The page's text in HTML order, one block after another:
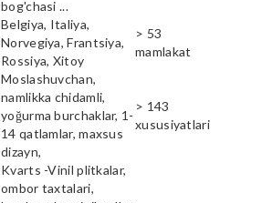
bog'chasi ...
Belgiya, Italiya,
Norvegiya, Frantsiya,
Rossiya, Xitoy
> 53
mamlakat
Moslashuvchan,
namlikka chidamli,
yoğurma burchaklar, 1-
14 qatlamlar, maxsus
dizayn,
> 143
xususiyatlari
Kvarts -Vinil plitkalar,
ombor taxtalari,